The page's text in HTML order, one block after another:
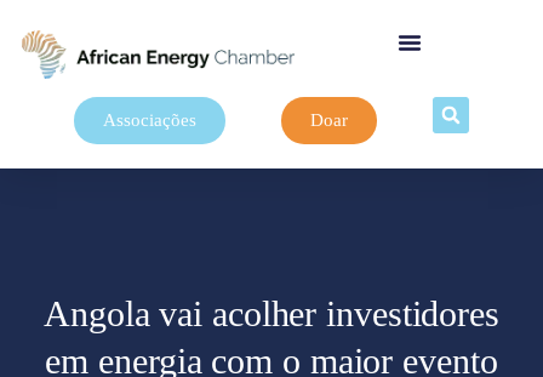
Associações Doar
Angola vai acolher investidores
em energia com o maior evento